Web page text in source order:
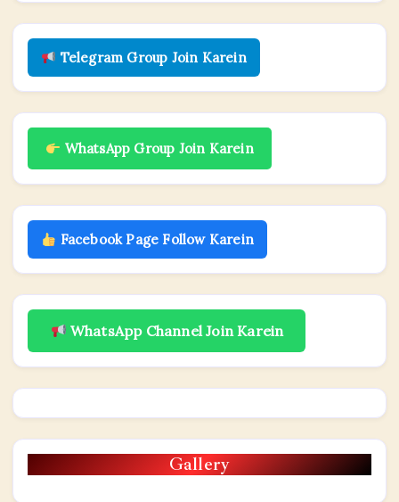
Telegram Group Join Karein
WhatsApp Group Join Karein
Facebook Page Follow Karein
WhatsApp Channel Join Karein
Gallery